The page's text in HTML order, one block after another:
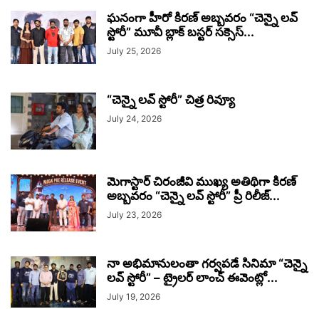
ఘనంగా హీరో కిరణ్ అబ్బవరం “చెన్నై లవ్
స్టోరీ” మూవీ బ్లాక్ బస్టర్ సక్సెస్...
July 25, 2026
“చెన్నై లవ్ స్టోరీ” చిత్ర రివ్యూ
July 24, 2026
మెగాస్టార్ చిరంజీవి ముఖ్య అతిథిగా కిరణ్
అబ్బవరం “చెన్నై లవ్ స్టోరీ” ప్రీ రిలీజ్...
July 23, 2026
నా అభిమానులంతా గర్వపడే సినిమా “చెన్నై
లవ్ స్టోరీ” – ట్రైలర్ లాంచ్ ఈవెంట్లో...
July 19, 2026